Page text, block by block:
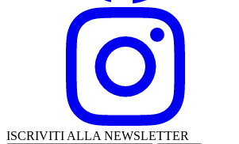
ISCRIVITI ALLA NEWSLETTER